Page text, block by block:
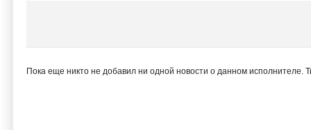
Пока еще никто не добавил ни одной новости о данном